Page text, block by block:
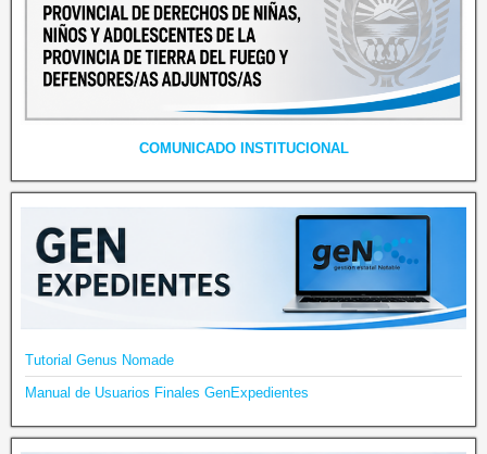
COMUNICADO INSTITUCIONAL
Tutorial Genus Nomade
Manual de Usuarios Finales GenExpedientes